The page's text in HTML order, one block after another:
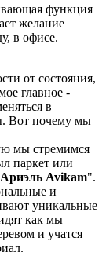
функция
желание
в офисе.
от состояния,
главное -
в
Вот почему мы
мы стремимся
паркет или
Ариэль Avikam".
и
уникальные
как мы
и учатся